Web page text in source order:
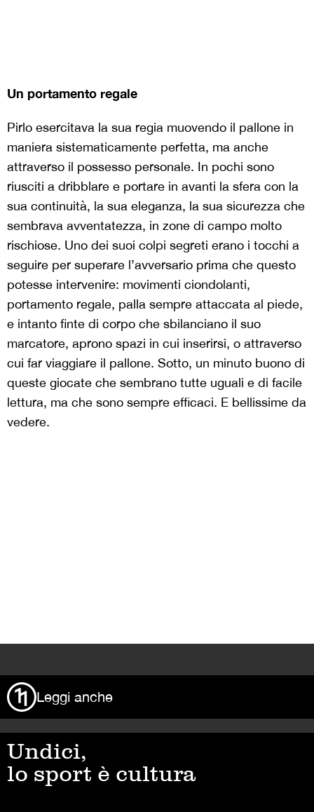
Un portamento regale
Pirlo esercitava la sua regia muovendo il pallone in
maniera sistematicamente perfetta, ma anche
attraverso il possesso personale. In pochi sono
riusciti a dribblare e portare in avanti la sfera con la
sua continuità, la sua eleganza, la sua sicurezza che
sembrava avventatezza, in zone di campo molto
rischiose. Uno dei suoi colpi segreti erano i tocchi a
seguire per superare l’avversario prima che questo
potesse intervenire: movimenti ciondolanti,
portamento regale, palla sempre attaccata al piede,
e intanto finte di corpo che sbilanciano il suo
marcatore, aprono spazi in cui inserirsi, o attraverso
cui far viaggiare il pallone. Sotto, un minuto buono di
queste giocate che sembrano tutte uguali e di facile
lettura, ma che sono sempre efficaci. E bellissime da
vedere.
Leggi anche
Undici,
lo sport è cultura